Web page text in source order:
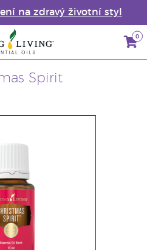
na zdravý životní styl
0
Spirit